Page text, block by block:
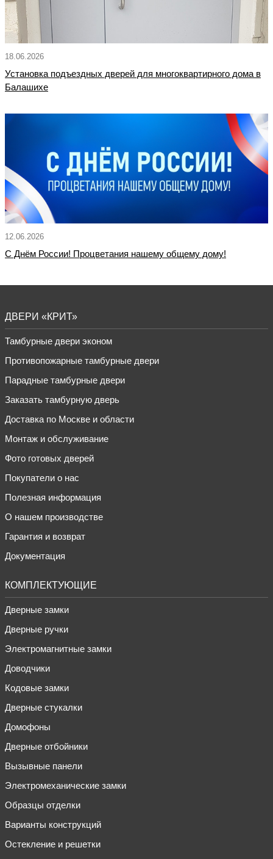
18.06.2026
Установка подъездных дверей для многоквартирного дома в
Балашихе
12.06.2026
С Днём России! Процветания нашему общему дому!
ДВЕРИ «КРИТ»
Тамбурные двери эконом
Противопожарные тамбурные двери
Парадные тамбурные двери
Заказать тамбурную дверь
Доставка по Москве и области
Монтаж и обслуживание
Фото готовых дверей
Покупатели о нас
Полезная информация
О нашем производстве
Гарантия и возврат
Документация
КОМПЛЕКТУЮЩИЕ
Дверные замки
Дверные ручки
Электромагнитные замки
Доводчики
Кодовые замки
Дверные стукалки
Домофоны
Дверные отбойники
Вызывные панели
Электромеханические замки
Образцы отделки
Варианты конструкций
Остекление и решетки